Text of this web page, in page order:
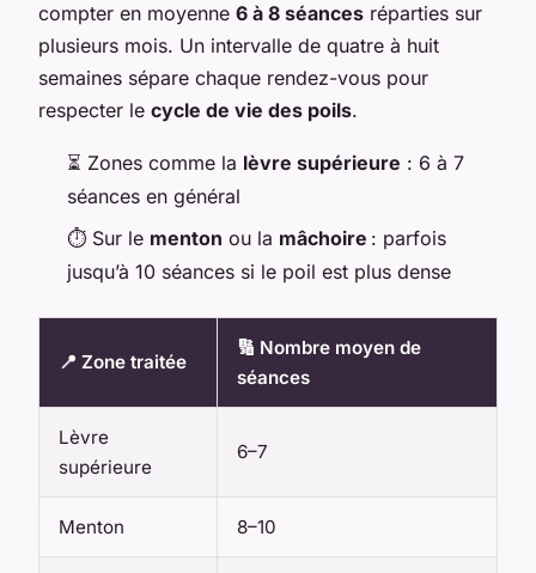
compter en moyenne 6 à 8 séances réparties sur
plusieurs mois. Un intervalle de quatre à huit
semaines sépare chaque rendez-vous pour
respecter le cycle de vie des poils.
⏳ Zones comme la lèvre supérieure : 6 à 7
séances en général
⏱️ Sur le menton ou la mâchoire : parfois
jusqu’à 10 séances si le poil est plus dense
📍 Zone traitée
🔢 Nombre moyen de
séances
Lèvre
supérieure
6–7
Menton 8–10